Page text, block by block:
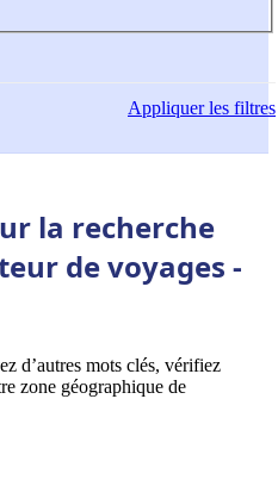
Appliquerles filtres
la recherche
de voyages -
d’autres mots clés, vérifiez
zone géographique de